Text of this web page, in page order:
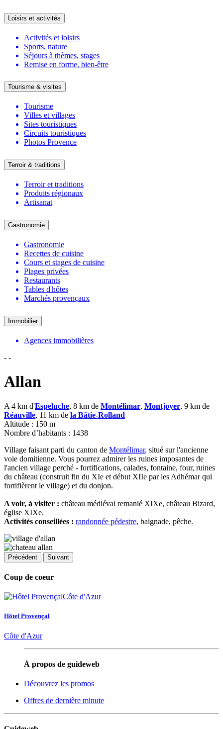
Loisirs et activités
Activités et loisirs
Sports, nature
Séjours à thèmes, stages
Remise en forme, bien-être
Tourisme & visites
Tourisme
Villes et villages
Sites touristiques
Circuits touristiques
Photos Provence
Terroir & traditions
Terroir et traditions
Produits régionaux
Artisanat
Gastronomie
Gastronomie
Recettes de cuisine
Cours et stages de cuisine
Plages privées
Restaurants
Tables d'hôtes
Marchés provençaux
Immobilier
Agences immobilières
- -
Allan
A 4 km d'Espeluche, 8 km de Montélimar, Montjoyer, 9 km de
Réauville, 11 km de la Bâtie-Rolland
Altitude : 150 m
Nombre d’habitants : 1438
Village faisant parti du canton de Montélimar, situé sur l'ancienne
voie domitienne. Vous pourrez admirer les ruines imposantes de
l'ancien village perché - fortifications, calades, fontaine, four, ruines
du château (construit fin du XIe et début XIIe par les Adhémar qui
fortifièrent le village) et du donjon.
A voir, à visiter : château médiéval remanié XIXe, château Bizard,
église XIXe.
Activités conseillées : randonnée pédestre, baignade, pêche.
Précédent Suivant
Coup de coeur
Hôtel Provençal
Côte d'Azur
À propos de guideweb
Découvrez les promos
Offres de dernière minute